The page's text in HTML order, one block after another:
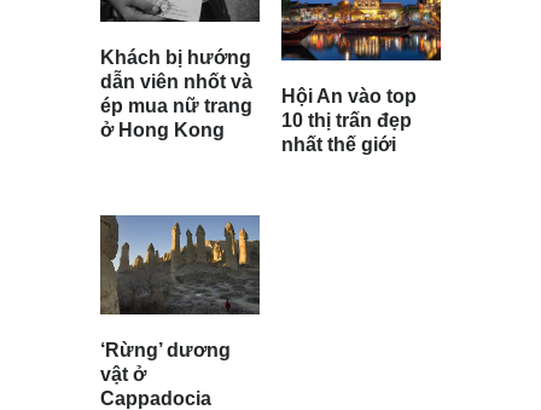
Khách bị hướng
dẫn viên nhốt và
ép mua nữ trang
ở Hong Kong
Hội An vào top
10 thị trấn đẹp
nhất thế giới
‘Rừng’ dương
vật ở
Cappadocia